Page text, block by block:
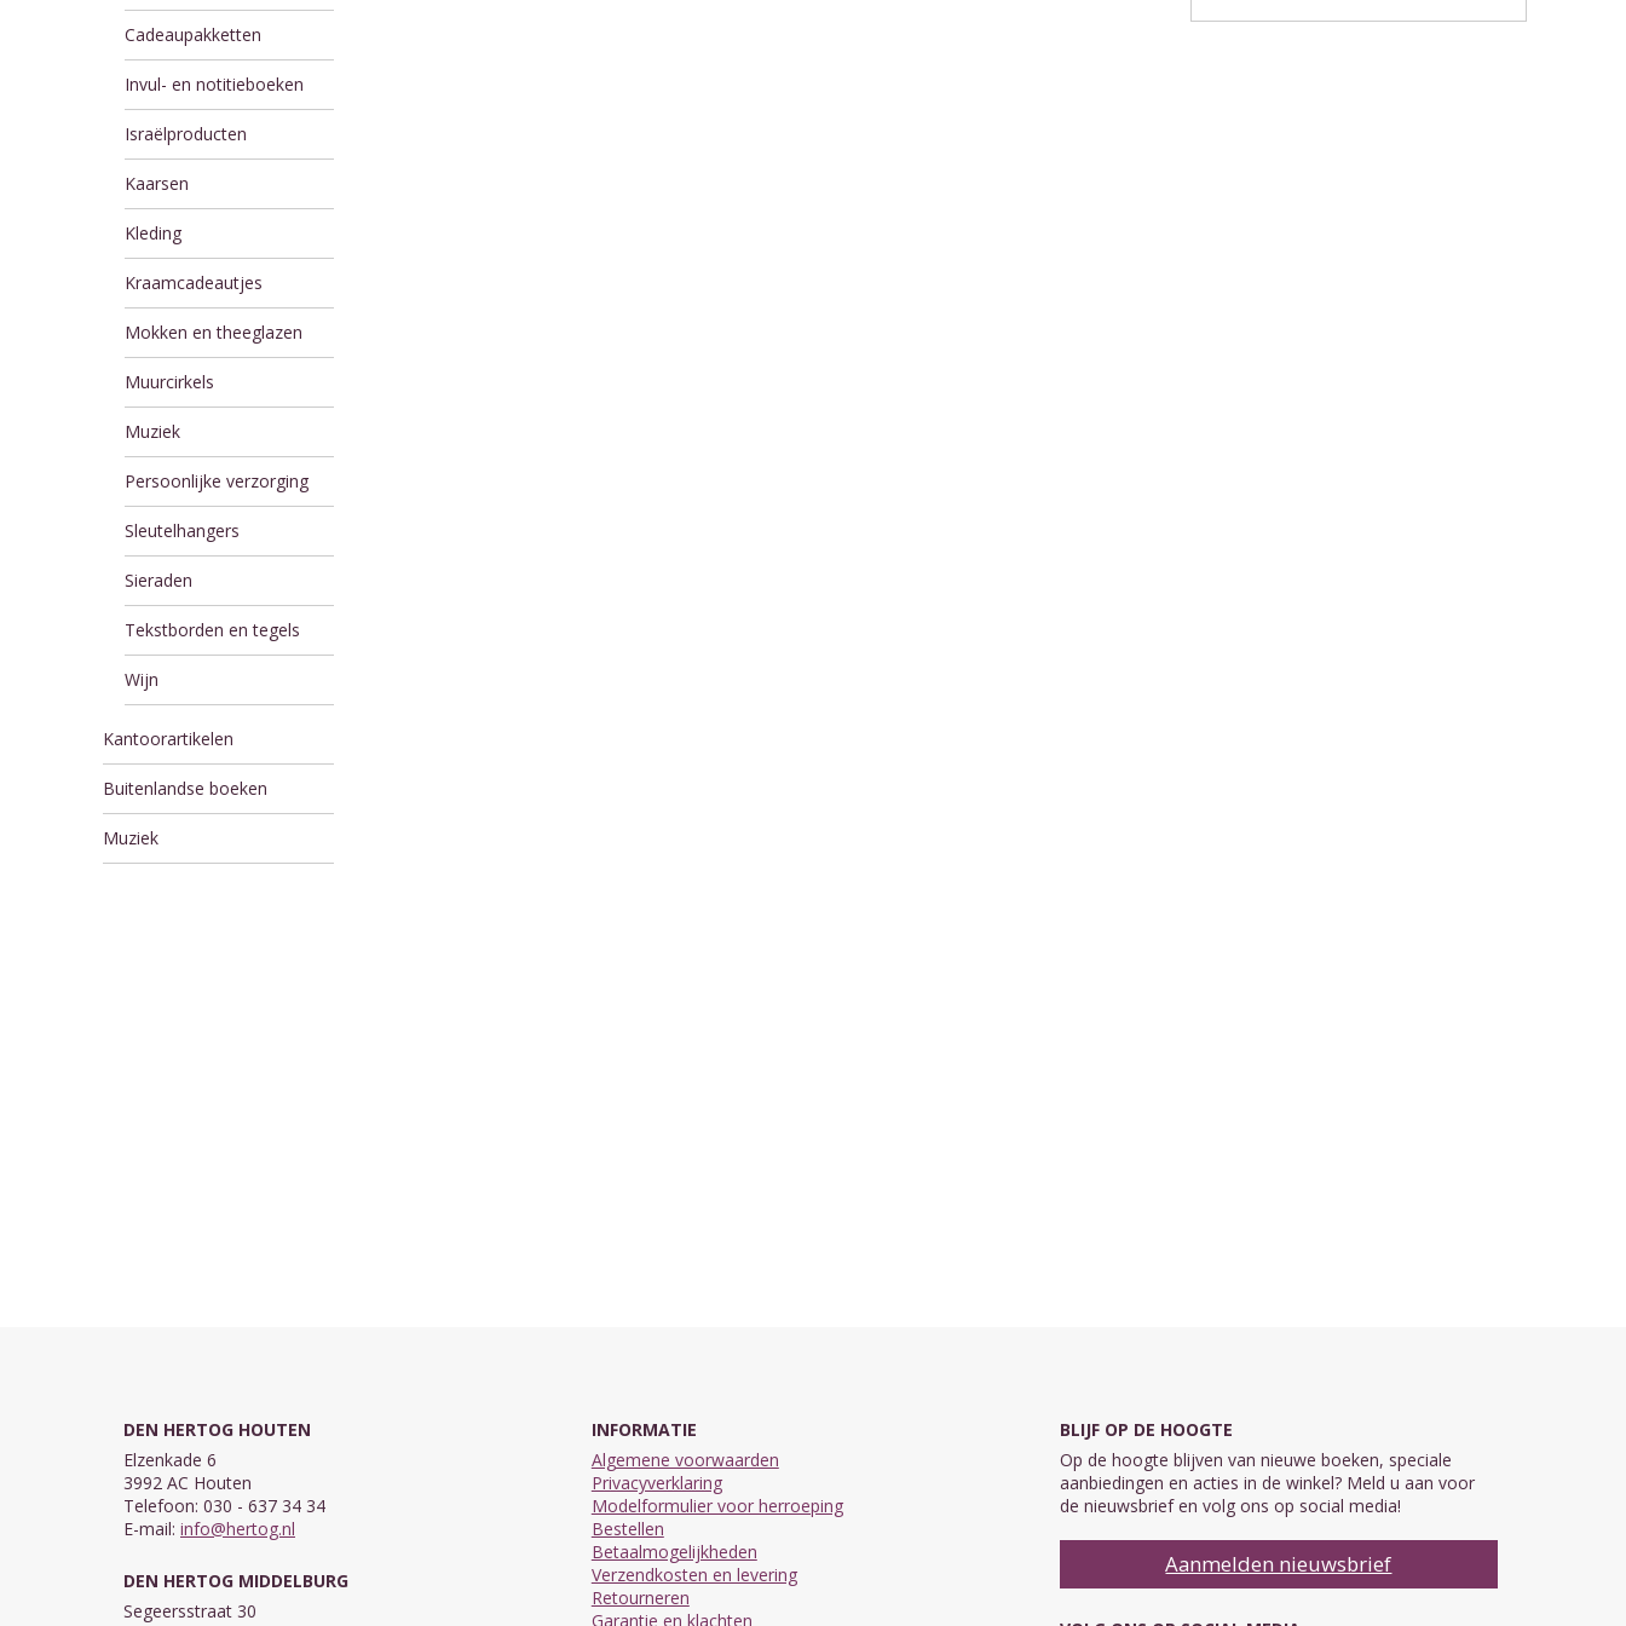
Cadeaupakketten
Invul- en notitieboeken
Israëlproducten
Kaarsen
Kleding
Kraamcadeautjes
Mokken en theeglazen
Muurcirkels
Muziek
Persoonlijke verzorging
Sleutelhangers
Sieraden
Tekstborden en tegels
Wijn
Kantoorartikelen
Buitenlandse boeken
Muziek
DEN HERTOG HOUTEN
Elzenkade 6
3992 AC Houten
Telefoon: 030 - 637 34 34
E-mail: info@hertog.nl
DEN HERTOG MIDDELBURG
Segeersstraat 30
INFORMATIE
Algemene voorwaarden
Privacyverklaring
Modelformulier voor herroeping
Bestellen
Betaalmogelijkheden
Verzendkosten en levering
Retourneren
Garantie en klachten
BLIJF OP DE HOOGTE
Op de hoogte blijven van nieuwe boeken, speciale
aanbiedingen en acties in de winkel? Meld u aan voor
de nieuwsbrief en volg ons op social media!
Aanmelden nieuwsbrief